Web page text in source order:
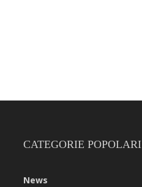
CATEGORIE POPOLARI
News